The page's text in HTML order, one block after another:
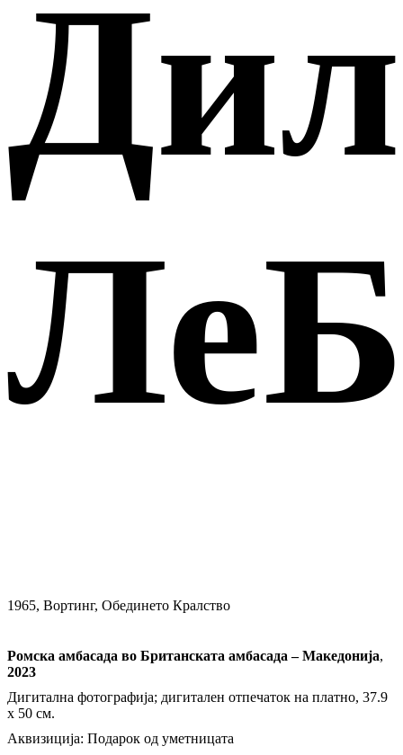
1965, Вортинг, Обединето Кралство
Ромска амбасада во Британската амбасада – Македонија,
2023
Дигитална фотографија; дигитален отпечаток на платно, 37.9
х 50 см.
Аквизиција: Подарок од уметницата